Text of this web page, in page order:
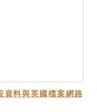
資料與英國檔案網路